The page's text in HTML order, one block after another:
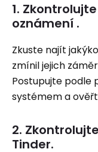
1.
oznámení .
Zkuste najít
zmínil jejich
Postupujte podle
systémem a
2.
Tinder.